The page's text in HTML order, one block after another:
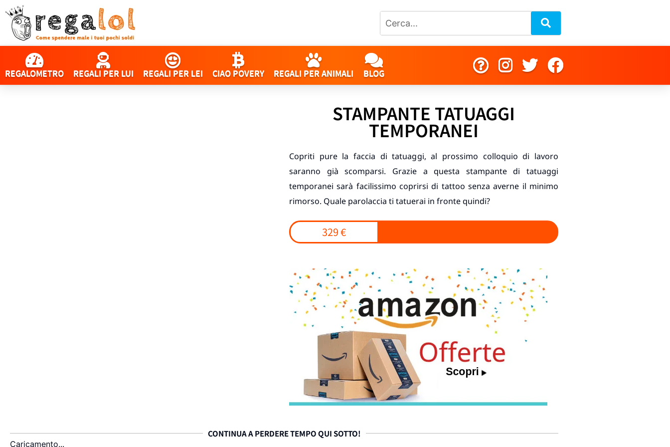
REGALOMETRO REGALI PER LUI REGALI PER LEI CIAO POVERY REGALI PER ANIMALI BLOG
STAMPANTE TATUAGGI
TEMPORANEI
Copriti pure la faccia di tatuaggi, al prossimo colloquio di lavoro
saranno già scomparsi. Grazie a questa stampante di tatuaggi
temporanei sarà facilissimo coprirsi di tattoo senza averne il minimo
rimorso. Quale parolaccia ti tatuerai in fronte quindi?
329 €
CONTINUA A PERDERE TEMPO QUI SOTTO!
Caricamento...